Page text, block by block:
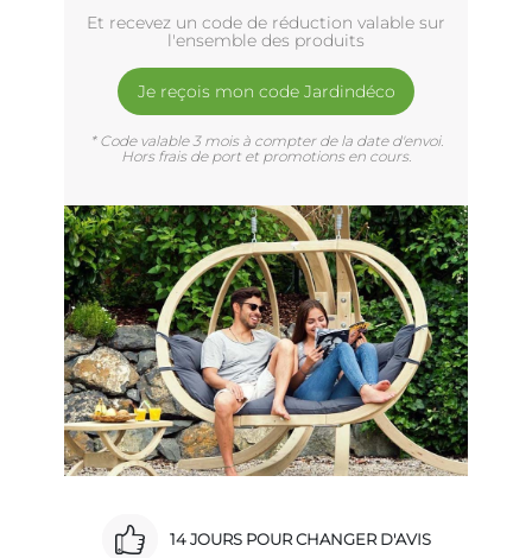
Et recevez un code de réduction valable sur
l'ensemble des produits
Je reçois mon code Jardindéco
* Code valable 3 mois à compter de la date d'envoi.
Hors frais de port et promotions en cours.
14 JOURS POUR CHANGER D'AVIS